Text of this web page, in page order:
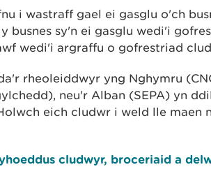
i wastraff gael ei gasglu o'ch
busnes sy'n ei gasglu wedi'i
wedi'i argraffu o gofrestriad
rheoleiddwyr yng Nghymru
neu'r Alban (SEPA) yn
eich cludwr i weld lle maen
cludwyr, broceriaid a